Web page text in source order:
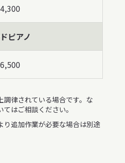
ピアノ
律されている場合です。な
はご相談ください。
り追加作業が必要な場合は別途